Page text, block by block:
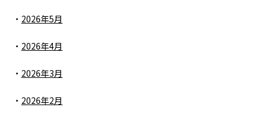
2026年5月
2026年4月
2026年3月
2026年2月